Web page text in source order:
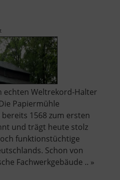
echten Weltrekord-Halter
Papiermühle
1568 zum ersten
und trägt heute stolz
funktionstüchtige
Schon von
Fachwerkgebäude .. »